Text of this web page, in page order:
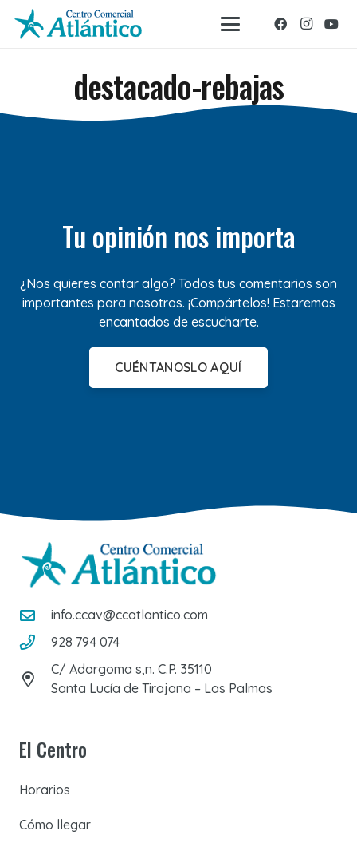
destacado-rebajas
Tu opinión nos importa
¿Nos quieres contar algo? Todos tus comentarios son
importantes para nosotros. ¡Compártelos! Estaremos
encantados de escucharte.
CUÉNTANOSLO AQUÍ
info.ccav@ccatlantico.com
928 794 074
C/ Adargoma s,n. C.P. 35110
Santa Lucía de Tirajana – Las Palmas
El Centro
Horarios
Cómo llegar